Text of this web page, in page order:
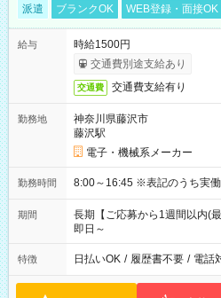
派遣 ブランクOK WEB登録・面接OK
給与
時給1500円
交通費別途支給あり
交通費 交通費支給有り
勤務地
神奈川県藤沢市
藤沢駅
電子・機械系メーカー
勤務時間 8:00～16:45 ※表記のう
期間
長期【ご応募から1週間以内(
即日～
特徴 日払いOK / 履歴書不要 / 電話